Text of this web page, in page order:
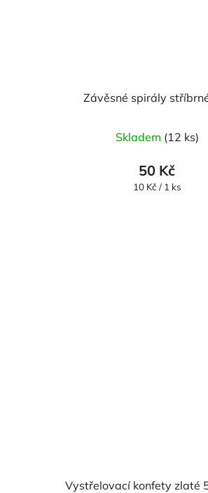
Závěsné spirály
Skladem (12 ks)
50 Kč
Měrná
10 Kč / 1 ks
Vystřelovací konfety zlaté